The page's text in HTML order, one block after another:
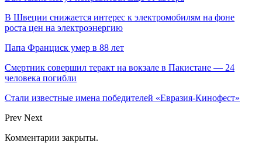
В Швеции снижается интерес к электромобилям на фоне
роста цен на электроэнергию
Папа Франциск умер в 88 лет
Смертник совершил теракт на вокзале в Пакистане — 24
человека погибли
Стали известные имена победителей «Евразия-Кинофест»
Prev Next
Комментарии закрыты.